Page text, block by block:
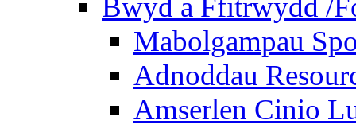
Bwyd a Ffitrwydd /
Mabolgampau
Adnoddau
Amserlen Cinio